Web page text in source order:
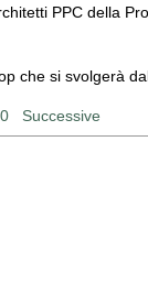
PPC della
che si svolgerà
Successive